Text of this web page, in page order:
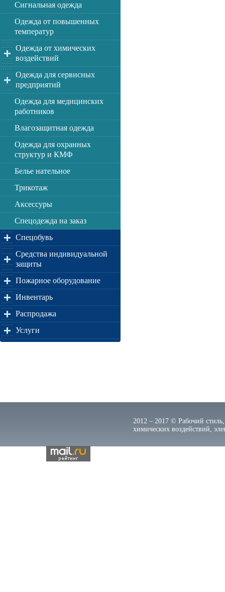
Сигнальная одежда
Одежда от повышенных
температур
Одежда от химических
воздействий
Одежда для сервисных
предприятий
Одежда для медицинских
работников
Влагозащитная одежда
Одежда для охранных
структур и КМФ
Белье нательное
Трикотаж
Аксессуры
Спецодежда на заказ
Спецобувь
Средства индивидуальной
защиты
Пожарное оборудование
Инвентарь
Распродажа
Услуги
2012 – 2017 © Рабочий
химических воздействий,